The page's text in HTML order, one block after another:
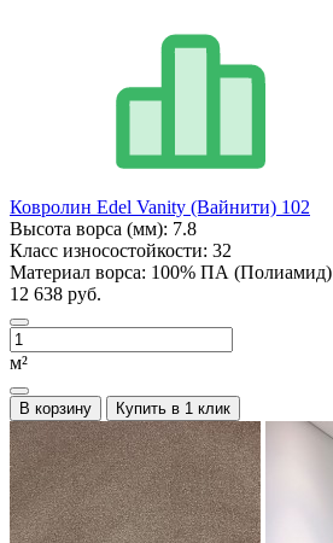
Ковролин Edel Vanity (Вайнити) 102
Высота ворса (мм): 7.8
Класс износостойкости: 32
Материал ворса: 100% ПА (Полиамид)
12 638 руб.
м²
В корзину Купить в 1 клик